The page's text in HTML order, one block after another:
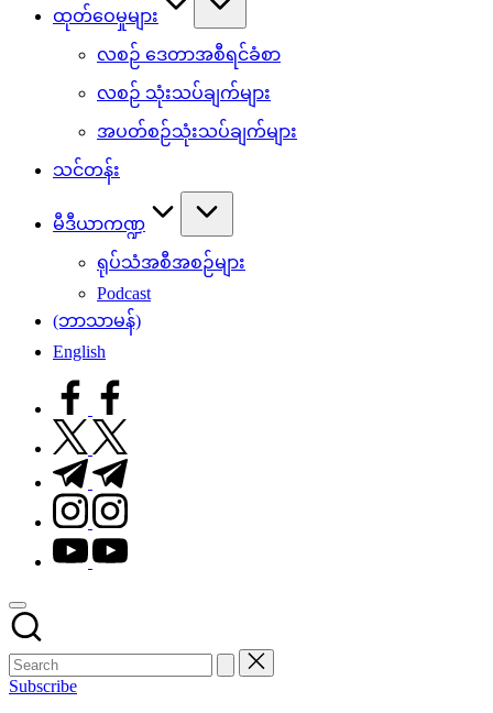
ထုတ်ဝေမှုများ
လစဉ် ဒေတာအစီရင်ခံစာ
လစဉ် သုံးသပ်ချက်များ
အပတ်စဉ်သုံးသပ်ချက်များ
သင်တန်း
မီဒီယာကဏ္ဍ
ရုပ်သံအစီအစဉ်များ
Podcast
(ဘာသာမန်)
English
facebook.com
twitter.com
t.me
instagram.com
youtube.com
Subscribe